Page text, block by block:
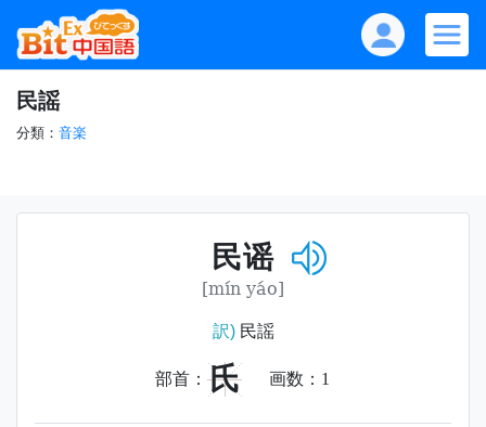
民謡
分類： 音楽
民谣
[mín yáo]
訳)民謡
部首： 氏 画数： 1